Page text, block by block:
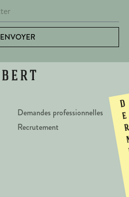
ENVOYER
Demandes professionnelles
Recrutement
D
e